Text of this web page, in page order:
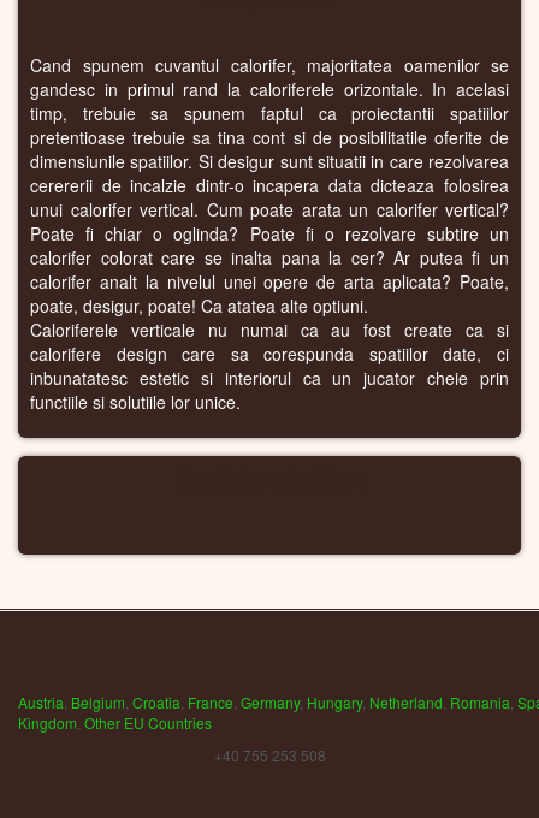
Cand spunem cuvantul calorifer, majoritatea oamenilor se
gandesc in primul rand la caloriferele orizontale. In acelasi
timp, trebuie sa spunem faptul ca proiectantii spatiilor
pretentioase trebuie sa tina cont si de posibilitatile oferite de
dimensiunile spatiilor. Si desigur sunt situatii in care rezolvarea
cerererii de incalzie dintr-o incapera data dicteaza folosirea
unui calorifer vertical. Cum poate arata un calorifer vertical?
Poate fi chiar o oglinda? Poate fi o rezolvare subtire un
calorifer colorat care se inalta pana la cer? Ar putea fi un
calorifer analt la nivelul unei opere de arta aplicata? Poate,
poate, desigur, poate! Ca atatea alte optiuni.
Caloriferele verticale nu numai ca au fost create ca si
calorifere design care sa corespunda spatiilor date, ci
inbunatatesc estetic si interiorul ca un jucator cheie prin
functiile si solutiile lor unice.
Austria Belgium Croatia France Germany, Hungary, Netherland Romania
Kingdom Other EU Countries
+40 755 253 508